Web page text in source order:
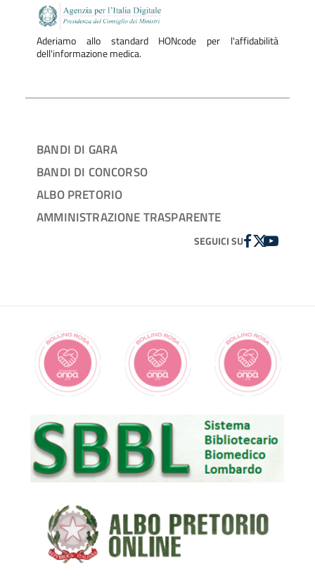
Aderiamo allo standard HONcode per l'affidabilità
dell'informazione medica.
BANDI DI GARA
BANDI DI CONCORSO
ALBO PRETORIO
AMMINISTRAZIONE TRASPARENTE
SEGUICI SUFACEBOOK
TWITTER
YOUTUBE